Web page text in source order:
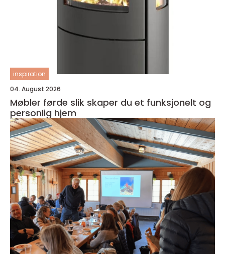
inspiration
04. August 2026
Møbler førde slik skaper du et funksjonelt og
personlig hjem